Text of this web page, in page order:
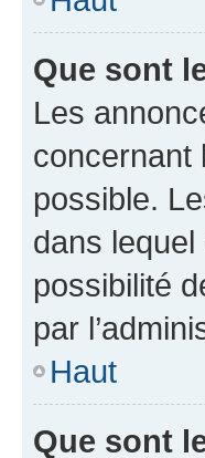
Que sont
Les
concernant
possible.
dans
possibilité
par
Haut
Que sont